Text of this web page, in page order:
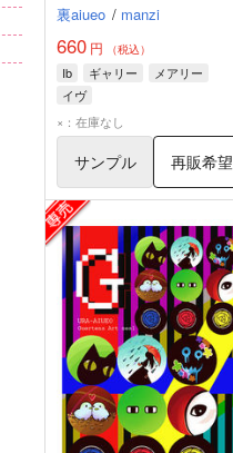
裏aiueo / manzi
660 円 （税込）
Ib ギャリー
メアリー
イヴ
×：在庫なし
サンプル 再販希望